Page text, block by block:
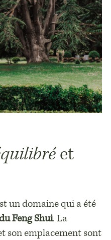
et
un domaine qui a été
Feng Shui. La
son emplacement sont